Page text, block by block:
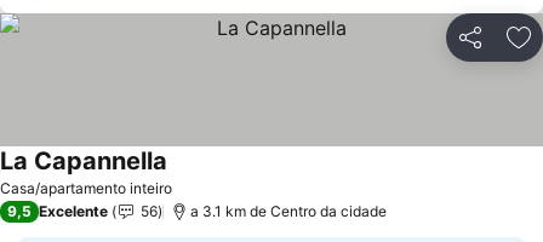
Partilhar
Casa/apartamento inteiro
La Capannella
9,5 Excelente 56 a 3.1 km de Centro da cidade